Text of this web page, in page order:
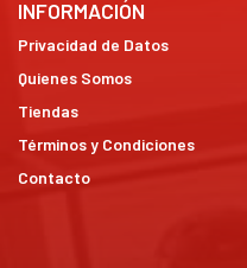
INFORMACIÓN
Privacidad de Datos
Quienes Somos
Tiendas
Términos y Condiciones
Contacto